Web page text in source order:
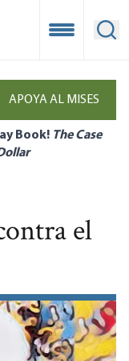
Open
APOYA AL MISES
Book! The Case
el